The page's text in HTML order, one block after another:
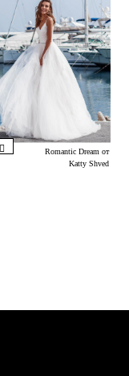
Romantic Dream от
Katty Shved